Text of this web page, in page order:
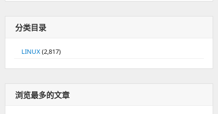
分类目录
LINUX(2,817)
浏览最多的文章